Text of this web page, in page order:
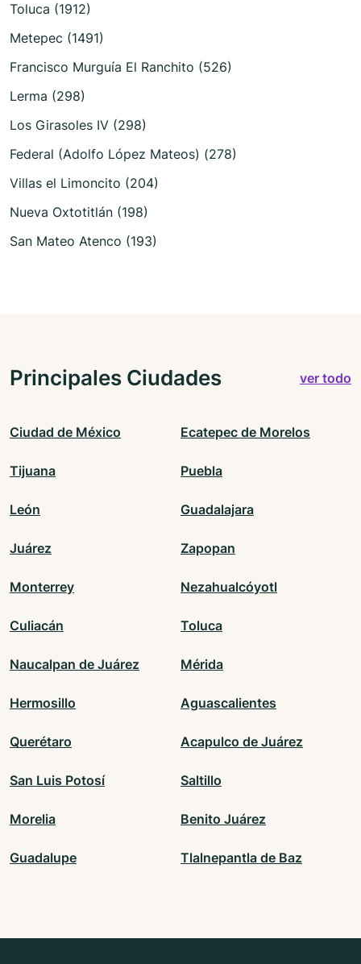
Toluca (1912)
Metepec (1491)
Francisco Murguía El Ranchito (526)
Lerma (298)
Los Girasoles IV (298)
Federal (Adolfo López Mateos) (278)
Villas el Limoncito (204)
Nueva Oxtotitlán (198)
San Mateo Atenco (193)
Principales Ciudades ver todo
Ciudad de México Ecatepec de Morelos
Tijuana Puebla
León Guadalajara
Juárez Zapopan
Monterrey Nezahualcóyotl
Culiacán Toluca
Naucalpan de Juárez Mérida
Hermosillo Aguascalientes
Querétaro Acapulco de Juárez
San Luis Potosí Saltillo
Morelia Benito Juárez
Guadalupe Tlalnepantla de Baz